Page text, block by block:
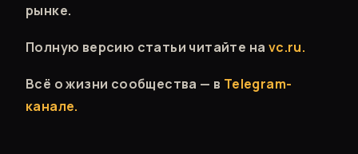
рынке.
Полную версию статьи читайте на vc.ru.
Всё о жизни сообщества — в Telegram-
канале.